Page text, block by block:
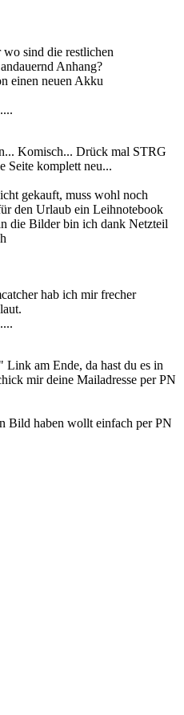
wo sind die restlichen
Anhang?
einen neuen Akku
Komisch... Drück mal STRG
Seite komplett neu...
gekauft, muss wohl noch
den Urlaub ein Leihnotebook
die Bilder bin ich dank Netzteil
hab ich mir frecher
am Ende, da hast du es in
mir deine Mailadresse per PN
Bild haben wollt einfach per PN